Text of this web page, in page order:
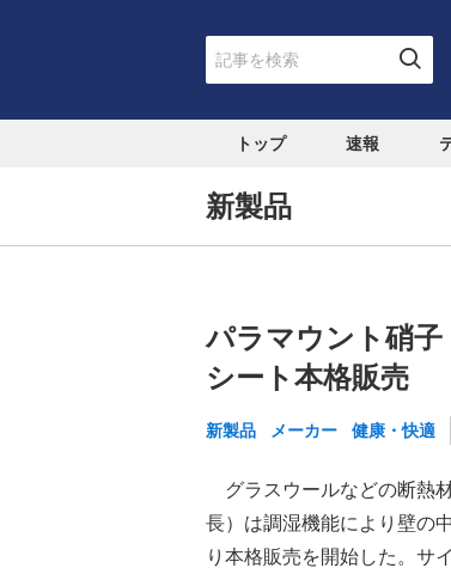
トップ 速報
新製品
パラマウント硝子
シート本格販売
新製品 メーカー 健康・快適
グラスウールなどの断熱
長）は調湿機能により壁の
り本格販売を開始した。サ